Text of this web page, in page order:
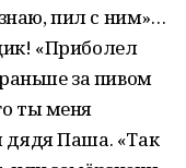
пил с ним»…
«Приболел
за пивом
ты меня
дядя Паша. «Так